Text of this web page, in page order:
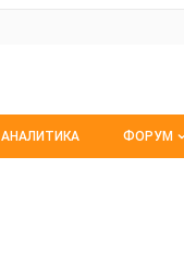
АНАЛИТИКА ФОРУМ